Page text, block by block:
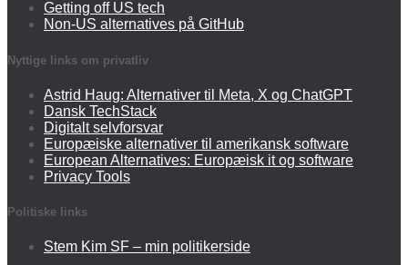
Getting off US tech
Non-US alternatives på GitHub
Nyttige links om privatliv
Astrid Haug: Alternativer til Meta, X og ChatGPT
Dansk TechStack
Digitalt selvforsvar
Europæiske alternativer til amerikansk software
European Alternatives: Europæisk it og software
Privacy Tools
Politiske links
Stem Kim SF – min politikerside